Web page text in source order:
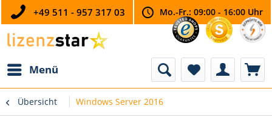
+49 511 - 957 317 03 Mo.-Fr.: 09:00 - 16:00 Uhr
Menü
Übersicht Windows Server 2016